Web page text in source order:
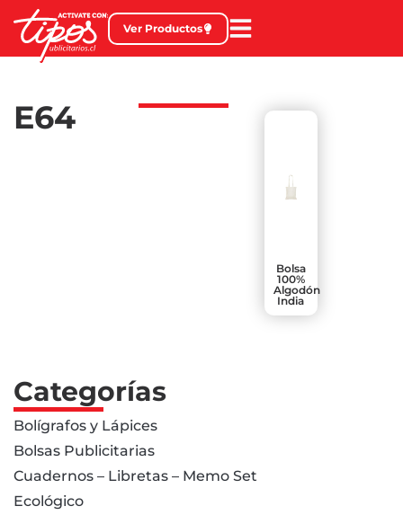
Ver Productos
E64
Bolsa
100%
Algodón
India
Categorías
Bolígrafos y Lápices
Bolsas Publicitarias
Cuadernos – Libretas – Memo Set
Ecológico